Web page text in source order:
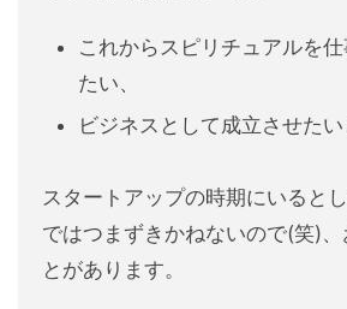
これからスピリチュアルを
たい、
ビジネスとして成立させた
スタートアップの時期にいると
ではつまずきかねないので(笑)、
とがあります。